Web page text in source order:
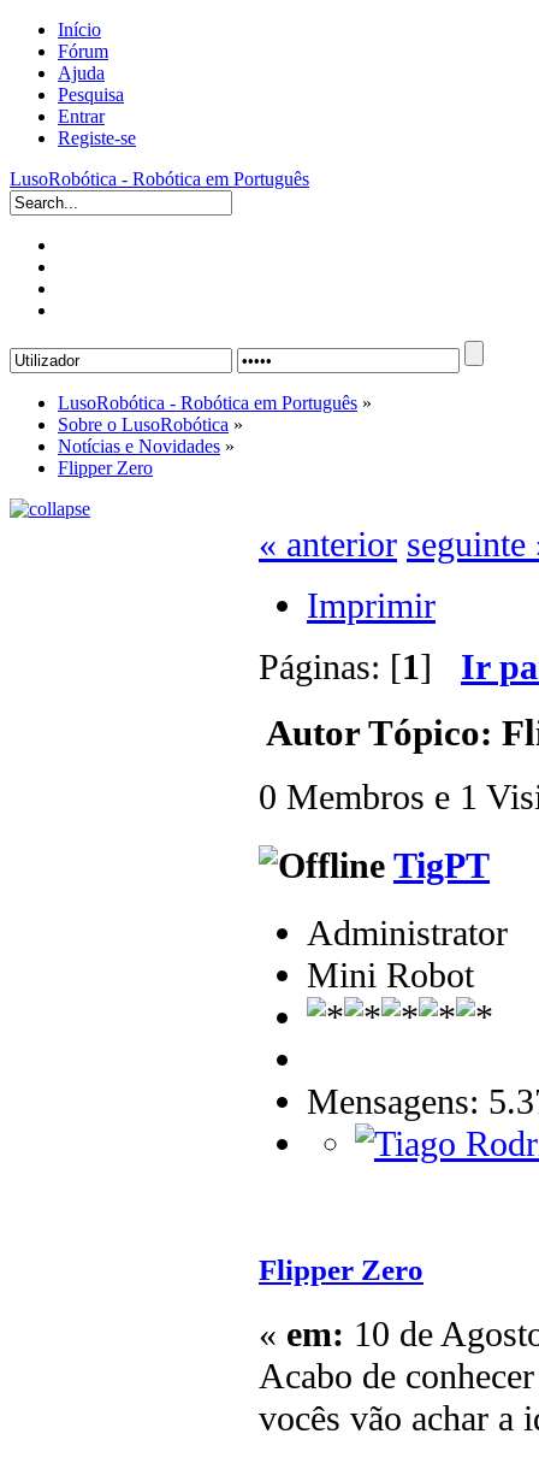
Início
Fórum
Ajuda
Pesquisa
Entrar
Registe-se
LusoRobótica - Robótica em Português
LusoRobótica - Robótica em Português »
Sobre o LusoRobótica »
Notícias e Novidades »
Flipper Zero
« anterior seguinte
Imprimir
Páginas: [1] Ir
AutorTópico:
0 Membros e 1
TigPT
Administrator
Mini Robot
Mensagens:
Flipper Zero
« em: 10 de
Acabo de
vocês vão achar a